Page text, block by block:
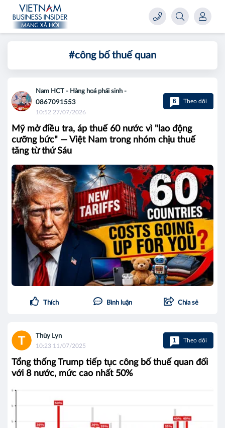
#công bố thuế quan
Nam HCT - Hàng hoá phái sinh -
0867091553
10:52 27/07/2026
6 Theo dõi
Mỹ mở điều tra, áp thuế 60 nước vì "lao động
cưỡng bức" — Việt Nam trong nhóm chịu thuế
tăng từ thứ Sáu
Thích Bình luận Chia sẻ
Thùy Lyn
10:23 11/07/2025
1 Theo dõi
Tổng thống Trump tiếp tục công bố thuế quan đối
với 8 nước, mức cao nhất 50%